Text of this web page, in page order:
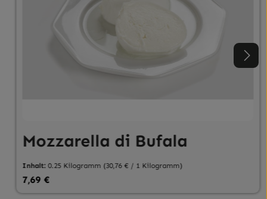
Mozzarella di Bufala
Inhalt:0.25 Kilogramm(30,76 € / 1 Kilogramm)
Regulärer Preis:
7,69 €